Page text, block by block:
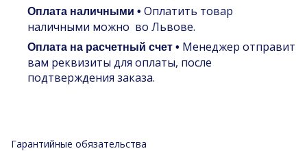
Оплата наличными • Оплатить товар
наличными можно во Львове.
Оплата на расчетный счет • Менеджер отправит
вам реквизиты для оплаты, после
подтверждения заказа.
Гарантийные обязательства